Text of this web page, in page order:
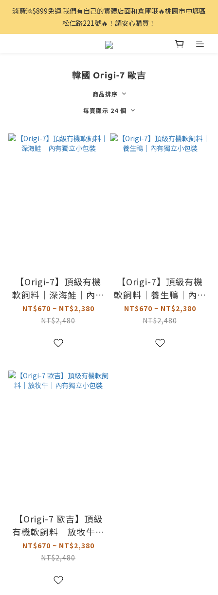
消費滿$899免運 我們有自己的實體店面和倉庫哦🔥桃園市中壢區
松仁路221號🔥！請安心購買！
韓國 Origi-7 歐吉
商品排序
每頁顯示 24 個
【Origi-7】頂級有機
軟飼料｜深海鮭｜內有
獨立小包裝
NT$670 ~ NT$2,380
NT$2,480
【Origi-7】頂級有機
軟飼料｜養生鴨｜內有
獨立小包裝
NT$670 ~ NT$2,380
NT$2,480
【Origi-7 歐吉】頂級
有機軟飼料｜放牧牛｜
內有獨立小包裝
NT$670 ~ NT$2,380
NT$2,480